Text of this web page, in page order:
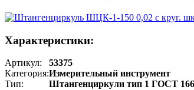
Характеристики:
Артикул:
53375
Категория:Измерительный инструмент
Тип:
Штангенциркули тип 1 ГОСТ